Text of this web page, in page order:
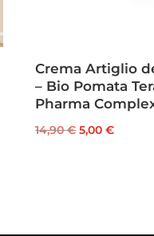
Crema Artiglio
– Bio Pomata
Pharma
14,90€ Il
5,00€Il